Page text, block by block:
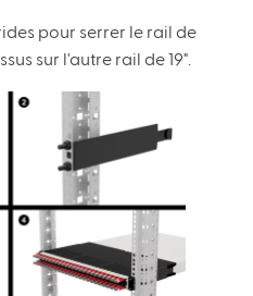
pour serrer le rail de
sur l'autre rail de 19".